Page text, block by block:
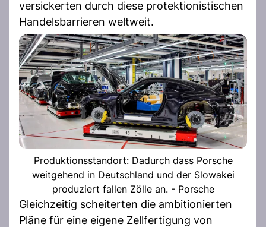
versickerten durch diese protektionistischen
Handelsbarrieren weltweit.
Produktionsstandort: Dadurch dass Porsche
weitgehend in Deutschland und der Slowakei
produziert fallen Zölle an. - Porsche
Gleichzeitig scheiterten die ambitionierten
Pläne für eine eigene Zellfertigung von